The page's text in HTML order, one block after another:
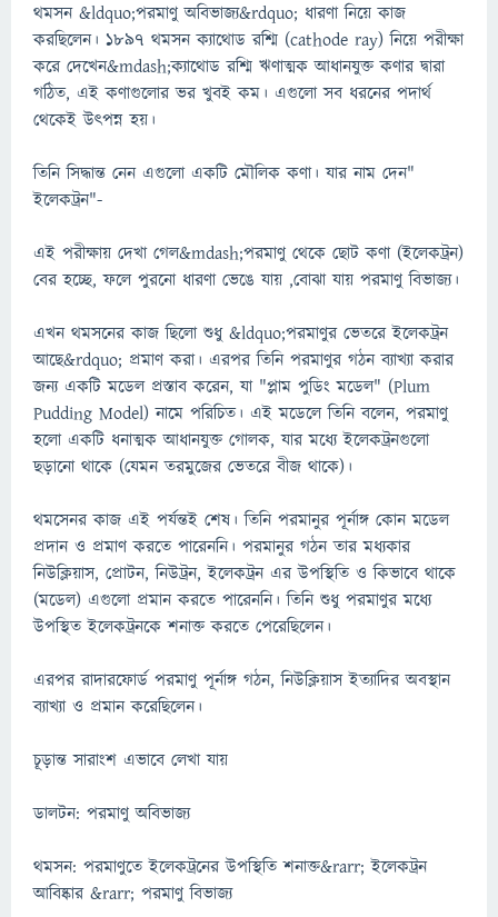
থমসন &ldquo;পরমাণু অবিভাজ্য&rdquo; ধারণা নিয়ে কাজ
করছিলেন। ১৮৯৭ থমসন ক্যাথোড রশ্মি (cathode ray) নিয়ে পরীক্ষা
করে দেখেন&mdash;ক্যাথোড রশ্মি ঋণাত্মক আধানযুক্ত কণার দ্বারা
গঠিত, এই কণাগুলোর ভর খুবই কম। এগুলো সব ধরনের পদার্থ
থেকেই উৎপন্ন হয়।
তিনি সিদ্ধান্ত নেন এগুলো একটি মৌলিক কণা। যার নাম দেন"
ইলেকট্রন"-
এই পরীক্ষায় দেখা গেল&mdash;পরমাণু থেকে ছোট কণা (ইলেকট্রন)
বের হচ্ছে, ফলে পুরনো ধারণা ভেঙে যায় ,বোঝা যায় পরমাণু বিভাজ্য।
এখন থমসনের কাজ ছিলো শুধু &ldquo;পরমাণুর ভেতরে ইলেকট্রন
আছে&rdquo; প্রমাণ করা। এরপর তিনি পরমাণুর গঠন ব্যাখ্যা করার
জন্য একটি মডেল প্রস্তাব করেন, যা "প্লাম পুডিং মডেল" (Plum
Pudding Model) নামে পরিচিত। এই মডেলে তিনি বলেন, পরমাণু
হলো একটি ধনাত্মক আধানযুক্ত গোলক, যার মধ্যে ইলেকট্রনগুলো
ছড়ানো থাকে (যেমন তরমুজের ভেতরে বীজ থাকে)।
থমসেনর কাজ এই পর্যন্তই শেষ। তিনি পরমানুর পূর্নাঙ্গ কোন মডেল
প্রদান ও প্রমাণ করতে পারেননি। পরমানুর গঠন তার মধ্যকার
নিউক্লিয়াস, প্রোটন, নিউট্রন, ইলেকট্রন এর উপস্থিতি ও কিভাবে থাকে
(মডেল) এগুলো প্রমান করতে পারেননি। তিনি শুধু পরমাণুর মধ্যে
উপস্থিত ইলেকট্রনকে শনাক্ত করতে পেরেছিলেন।
এরপর রাদারফোর্ড পরমাণু পূর্নাঙ্গ গঠন, নিউক্লিয়াস ইত্যাদির অবস্থান
ব্যাখ্যা ও প্রমান করেছিলেন।
চূড়ান্ত সারাংশ এভাবে লেখা যায়
ডালটন: পরমাণু অবিভাজ্য
থমসন: পরমাণুতে ইলেকট্রনের উপস্থিতি শনাক্ত&rarr; ইলেকট্রন
আবিষ্কার &rarr; পরমাণু বিভাজ্য